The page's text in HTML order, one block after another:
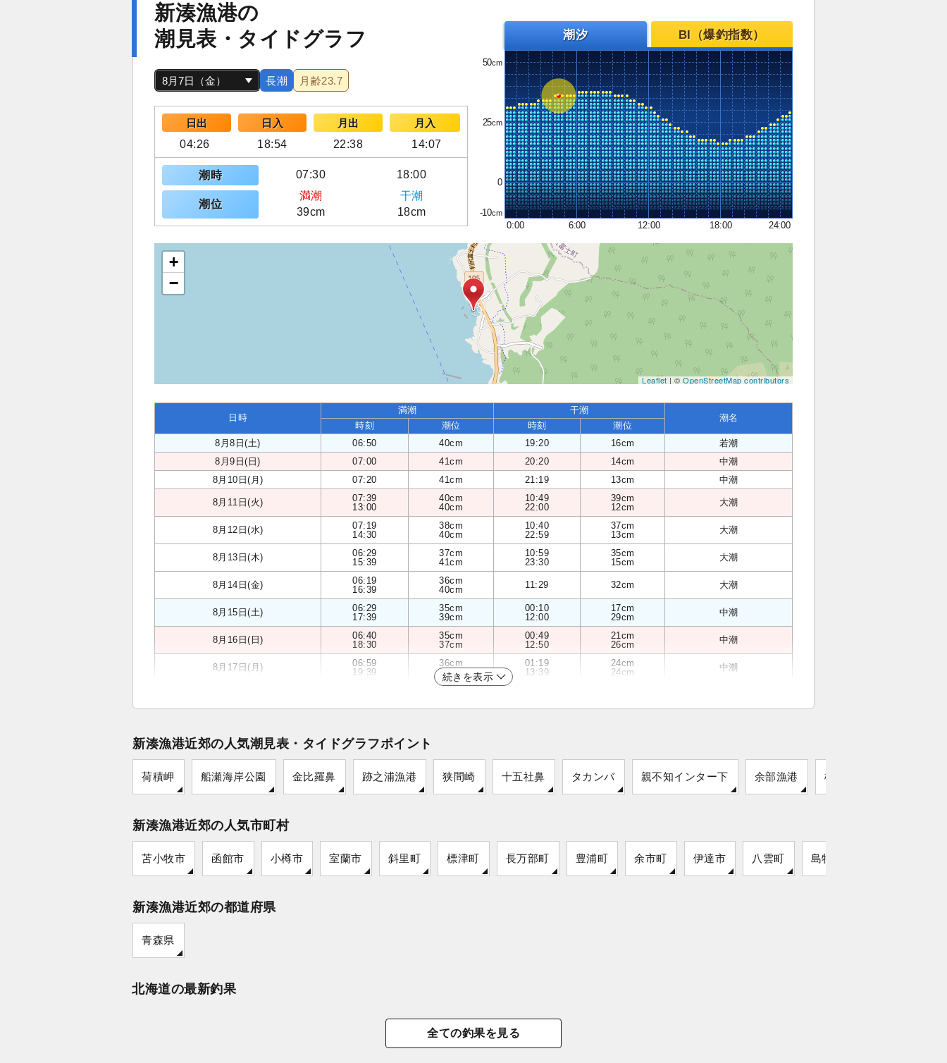
新湊漁港の
潮見表・タイドグラフ
長潮 月齢23.7
日出 日入 月出
月入
04:26
18:54 22:38 14:07
潮時 07:30 18:00
潮位
満潮
干潮
39cm
18cm
潮汐 BI（爆釣指数）
50
25
0
-10
0:00
6:00 12:00 18:00 24:00
+
−
Leaflet| ©OpenStreetMap contributors
日時
満潮 干潮
潮名
時刻 潮位 時刻
潮位
8月8日(土)
06:50 40cm 19:20 16cm
若潮
8月9日(日)
07:00 41cm 20:20 14cm
中潮
8月10日(月)
07:20 41cm 21:19 13cm 中潮
8月11日(火)
07:39
13:00
40cm
40cm
10:49
22:00
39cm
12cm
大潮
8月12日(水)
07:19
14:30
38cm
40cm
10:40
22:59
37cm
13cm
大潮
8月13日(木)
06:29
15:39
37cm
41cm
10:59
23:30
35cm
15cm
大潮
8月14日(金)
06:19
16:39
36cm
40cm
11:29 32cm 大潮
8月15日(土)
06:29
17:39
35cm
39cm
00:10
12:00
17cm
29cm
中潮
8月16日(日)
06:40
18:30
35cm
37cm
00:49
12:50
21cm
26cm
中潮
8月17日(月)
06:59
19:39
36cm
35cm
01:19
13:39
24cm
24cm
中潮
続きを表示
新湊漁港近郊の人気潮見表・タイドグラフポイント
荷積岬 船瀬海岸公園 金比羅鼻 跡之浦漁港 狭間崎 十五社鼻 タカンバ 親不知インター下 余部漁港 松ヶ鼻
新湊漁港近郊の人気市町村
苫小牧市 函館市 小樽市 室蘭市 斜里町 標津町 長万部町 豊浦町 余市町 伊達市 八雲町 島牧村
新湊漁港近郊の都道府県
青森県
北海道の最新釣果
全ての釣果を見る